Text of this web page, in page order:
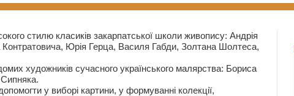
стилю класиків закарпатської школи живопису: Андрія
Юрія Герца, Василя Габди, Золтана Шолтеса,
художників сучасного українського малярства: Бориса
у виборі картини, у формуванні колекції,